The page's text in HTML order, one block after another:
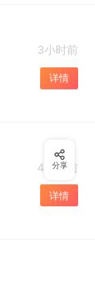
3小时前
详情
4小时前
详情
分享